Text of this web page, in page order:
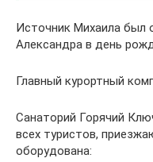
Источник Михаила был
Александра в день
Главный курортный
Санаторий Горячий
всех туристов,
оборудована: